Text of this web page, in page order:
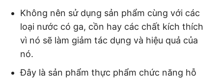
Không nên sử dụng sản phẩm cùng với các
loại nước có ga, cồn hay các chất kích thích
vì nó sẽ làm giảm tác dụng và hiệu quả của
nó.
Đây là sản phẩm thực phẩm chức năng hỗ